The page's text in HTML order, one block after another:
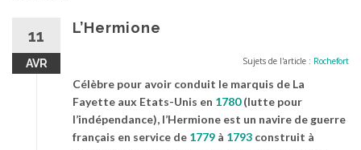
11
AVR
L’Hermione
Sujets de l'article : Rochefort
Célèbre pour avoir conduit le marquis de La
Fayette aux Etats-Unis en 1780(lutte pour
l’indépendance), l’Hermione est un navire de guerre
français en service de 1779 à 1793 construit à